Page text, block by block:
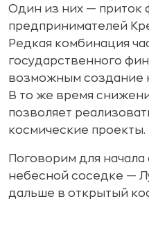
Один из них — приток
предпринимателей
Редкая комбинация
государственного
возможным создание
В то же время
позволяет
космические проекты.
Поговорим для
небесной соседке —
дальше в открытый